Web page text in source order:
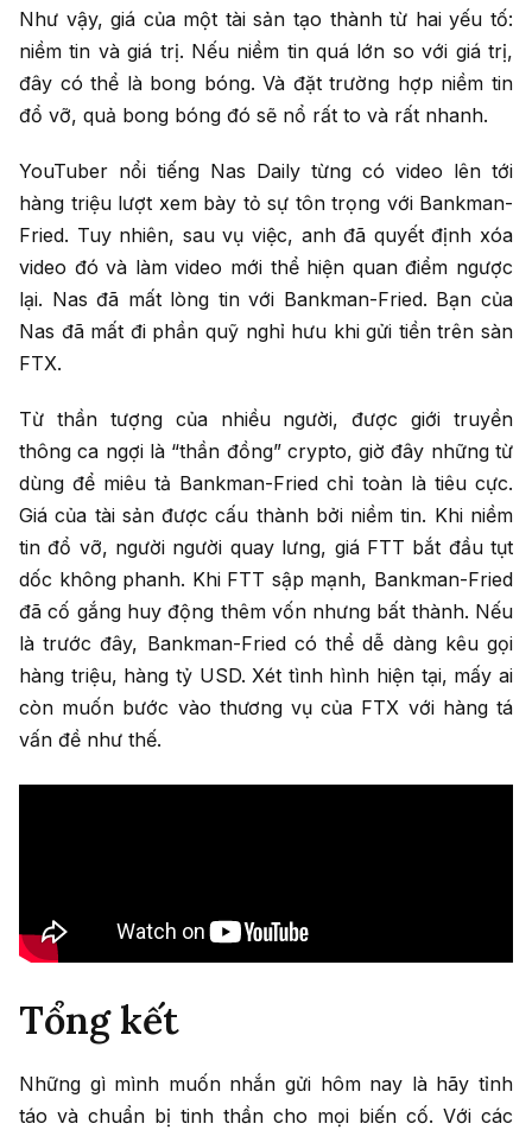
Như vậy, giá của một tài sản tạo thành từ hai yếu tố:
niềm tin và giá trị. Nếu niềm tin quá lớn so với giá trị,
đây có thể là bong bóng. Và đặt trường hợp niềm tin
đổ vỡ, quả bong bóng đó sẽ nổ rất to và rất nhanh.
YouTuber nổi tiếng Nas Daily từng có video lên tới
hàng triệu lượt xem bày tỏ sự tôn trọng với Bankman-
Fried. Tuy nhiên, sau vụ việc, anh đã quyết định xóa
video đó và làm video mới thể hiện quan điểm ngược
lại. Nas đã mất lòng tin với Bankman-Fried. Bạn của
Nas đã mất đi phần quỹ nghỉ hưu khi gửi tiền trên sàn
FTX.
Từ thần tượng của nhiều người, được giới truyền
thông ca ngợi là “thần đồng” crypto, giờ đây những từ
dùng để miêu tả Bankman-Fried chỉ toàn là tiêu cực.
Giá của tài sản được cấu thành bởi niềm tin. Khi niềm
tin đổ vỡ, người người quay lưng, giá FTT bắt đầu tụt
dốc không phanh. Khi FTT sập mạnh, Bankman-Fried
đã cố gắng huy động thêm vốn nhưng bất thành. Nếu
là trước đây, Bankman-Fried có thể dễ dàng kêu gọi
hàng triệu, hàng tỷ USD. Xét tình hình hiện tại, mấy ai
còn muốn bước vào thương vụ của FTX với hàng tá
vấn đề như thế.
Tổng kết
Những gì mình muốn nhắn gửi hôm nay là hãy tỉnh
táo và chuẩn bị tinh thần cho mọi biến cố. Với các